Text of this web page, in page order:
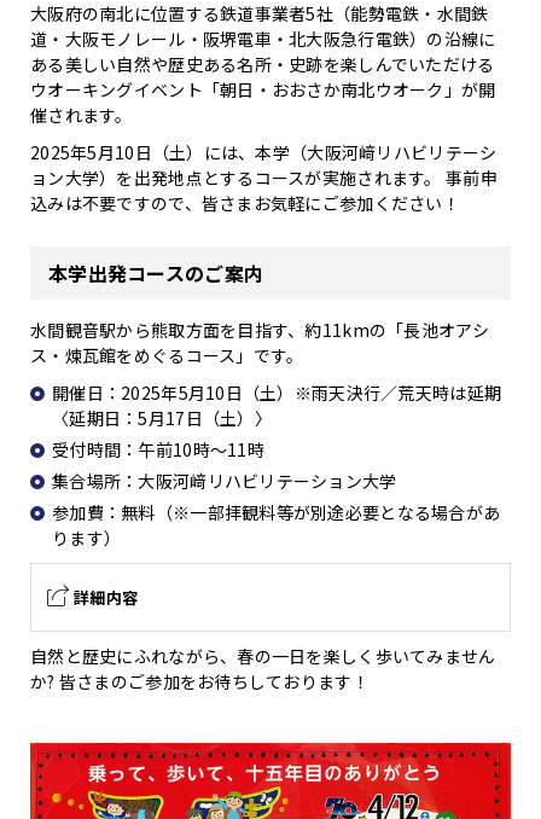
大阪府の南北に位置する鉄道事業者5社（能勢電鉄・水間鉄
道・大阪モノレール・阪堺電車・北大阪急行電鉄）の沿線に
ある美しい自然や歴史ある名所・史跡を楽しんでいただける
ウオーキングイベント「朝日・おおさか南北ウオーク」が開
催されます。
2025年5月10日（土）には、本学（大阪河﨑リハビリテーシ
ョン大学）を出発地点とするコースが実施されます。
事前申
込みは不要ですので、皆さまお気軽にご参加ください！
本学出発コースのご案内
水間観音駅から熊取方面を目指す、約11kmの「長池オアシ
ス・煉瓦館をめぐるコース」です。
開催日：2025年5月10日（土）※雨天決行／荒天時は延期
〈延期日：5月17日（土）〉
受付時間：午前10時～11時
集合場所：大阪河﨑リハビリテーション大学
参加費：無料（※一部拝観料等が別途必要となる場合があ
ります）
詳細内容
自然と歴史にふれながら、春の一日を楽しく歩いてみません
か? 皆さまのご参加をお待ちしております！